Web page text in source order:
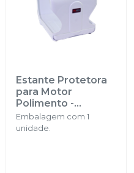
Estante Protetora
para Motor
Polimento -
PROTÉCNI
Embalagem com 1
unidade.